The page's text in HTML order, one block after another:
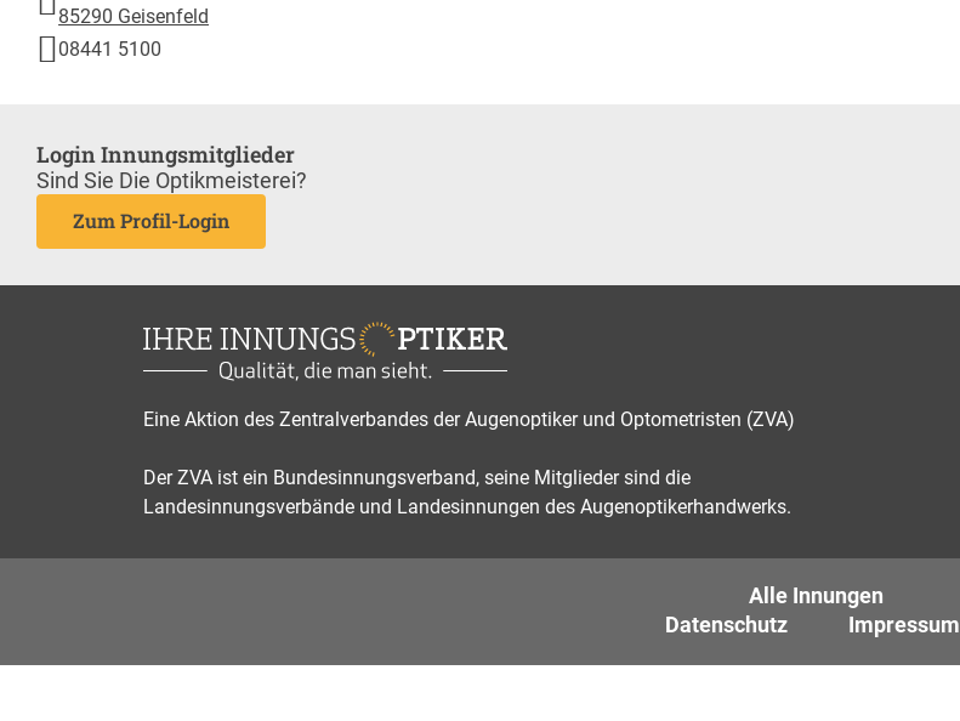
85290 Geisenfeld
08441 5100
Login Innungsmitglieder
Sind Sie Die Optikmeisterei?
Zum Profil-Login
Eine Aktion des Zentralverbandes der Augenoptiker und Optometristen (ZVA)
Der ZVA ist ein Bundesinnungsverband, seine Mitglieder sind die
Landesinnungsverbände und Landesinnungen des Augenoptikerhandwerks.
Alle Innungen
Datenschutz
Impressum